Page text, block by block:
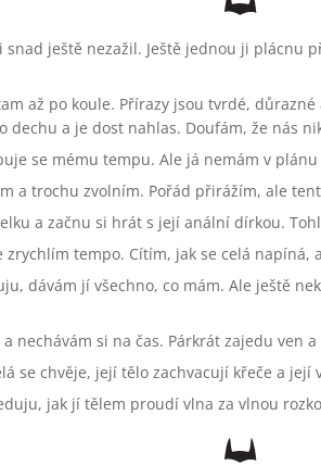
ještě nezažil. Ještě jednou ji plácnu
až po koule. Přírazy jsou tvrdé,
dechu a je dost nahlas. Doufám, že nás
se mému tempu. Ale já nemám v
a trochu zvolním. Pořád přirážím, ale
a začnu si hrát s její anální dírkou.
tempo. Cítím, jak se celá napíná,
dávám jí všechno, co mám. Ale ještě
nechávám si na čas. Párkrát zajedu ven
se chvěje, její tělo zachvacují křeče a
jak jí tělem proudí vlna za vlnou